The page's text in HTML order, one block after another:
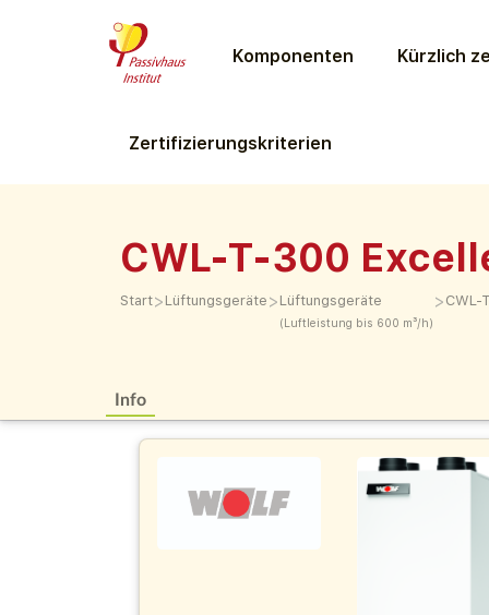
Komponenten Kürzlich
Zertifizierungs­kriterien
CWL-T-300
Start> Lüftungs­geräte > Lüftungs­geräte
(Luftleistung bis 600 m³/h)
> CWL-
Info